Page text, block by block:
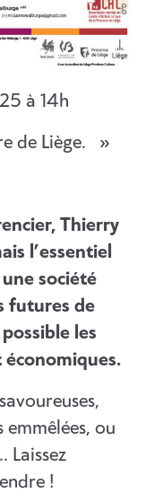
à 14h
de Liège. »
Thierry
l’essentiel
société
futures de
les
ou
Laissez
!